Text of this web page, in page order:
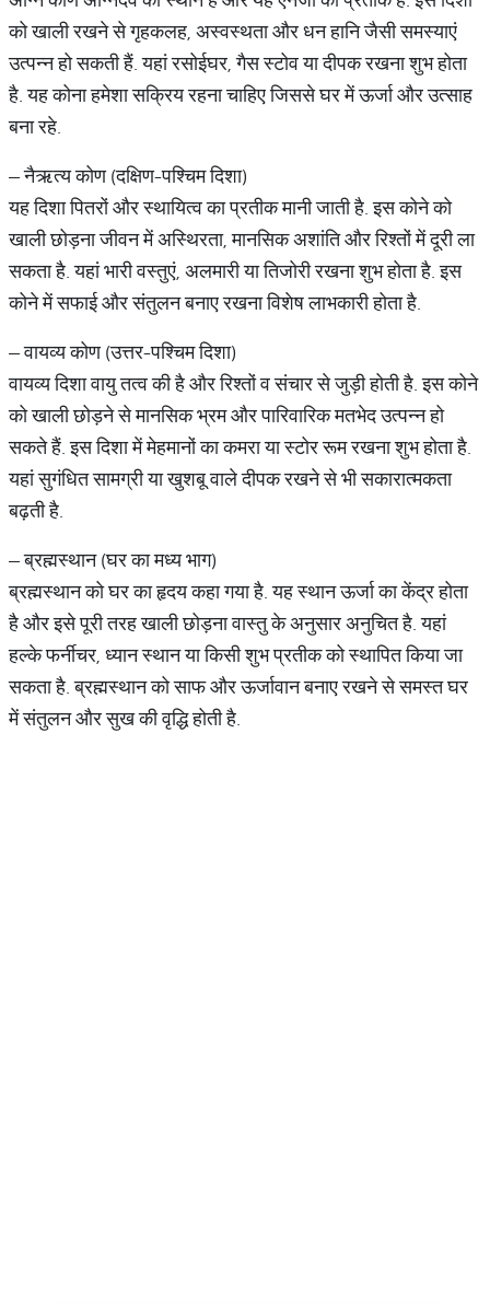
को खाली रखने से गृहकलह, अस्वस्थता और धन हानि जैसी समस्याएं
उत्पन्न हो सकती हैं. यहां रसोईघर, गैस स्टोव या दीपक रखना शुभ होता
है. यह कोना हमेशा सक्रिय रहना चाहिए जिससे घर में ऊर्जा और उत्साह
बना रहे.
– नैऋत्य कोण (दक्षिण-पश्चिम दिशा)
यह दिशा पितरों और स्थायित्व का प्रतीक मानी जाती है. इस कोने को
खाली छोड़ना जीवन में अस्थिरता, मानसिक अशांति और रिश्तों में दूरी ला
सकता है. यहां भारी वस्तुएं, अलमारी या तिजोरी रखना शुभ होता है. इस
कोने में सफाई और संतुलन बनाए रखना विशेष लाभकारी होता है.
– वायव्य कोण (उत्तर-पश्चिम दिशा)
वायव्य दिशा वायु तत्व की है और रिश्तों व संचार से जुड़ी होती है. इस कोने
को खाली छोड़ने से मानसिक भ्रम और पारिवारिक मतभेद उत्पन्न हो
सकते हैं. इस दिशा में मेहमानों का कमरा या स्टोर रूम रखना शुभ होता है.
यहां सुगंधित सामग्री या खुशबू वाले दीपक रखने से भी सकारात्मकता
बढ़ती है.
– ब्रह्मस्थान (घर का मध्य भाग)
ब्रह्मस्थान को घर का हृदय कहा गया है. यह स्थान ऊर्जा का केंद्र होता
है और इसे पूरी तरह खाली छोड़ना वास्तु के अनुसार अनुचित है. यहां
हल्के फर्नीचर, ध्यान स्थान या किसी शुभ प्रतीक को स्थापित किया जा
सकता है. ब्रह्मस्थान को साफ और ऊर्जावान बनाए रखने से समस्त घर
में संतुलन और सुख की वृद्धि होती है.